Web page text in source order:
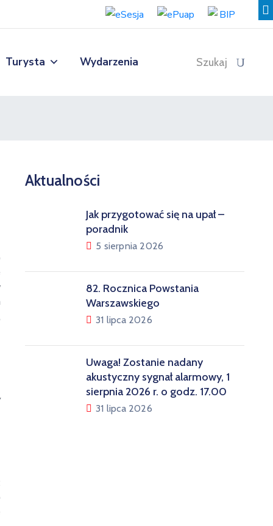
Turysta Wydarzenia Szukaj
Aktualności
Jak przygotować się na upał –
poradnik
5 sierpnia 2026
82. Rocznica Powstania
Warszawskiego
31 lipca 2026
Uwaga! Zostanie nadany
akustyczny sygnał alarmowy, 1
sierpnia 2026 r. o godz. 17.00
31 lipca 2026